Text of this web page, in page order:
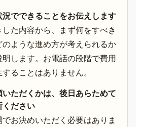
況でできることをお伝えします
した内容から、まず何をすべき
のような進め方が考えられるか
明します。お電話の段階で費用
することはありません。
いただくかは、後日あらためて
ください
でお決めいただく必要はありま